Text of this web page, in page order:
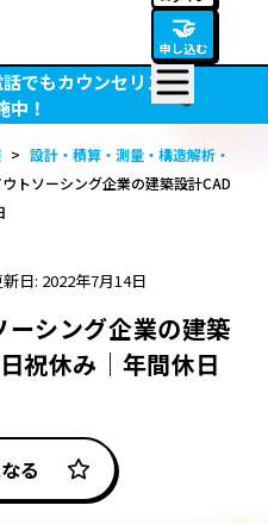
🤝
申し込む
でもカウンセリン
中！
> 設計・積算・測量・構造解析・
ウトソーシング企業の建築設計CAD
日: 2022年7月14日
ーシング企業の建築
祝休み｜年間休日
る